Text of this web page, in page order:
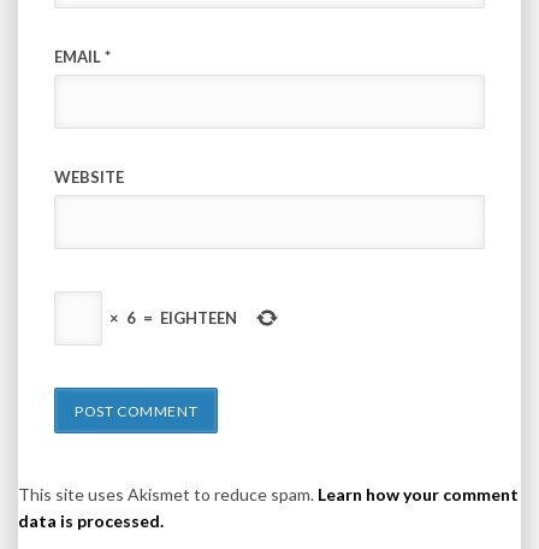
EMAIL*
WEBSITE
× 6 = EIGHTEEN
This site uses Akismet to reduce spam. Learn how your comment
data is processed.